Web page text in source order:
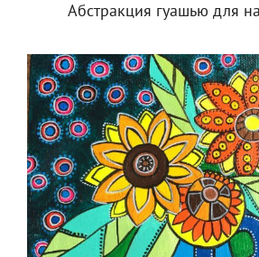
Абстракция гуашью для